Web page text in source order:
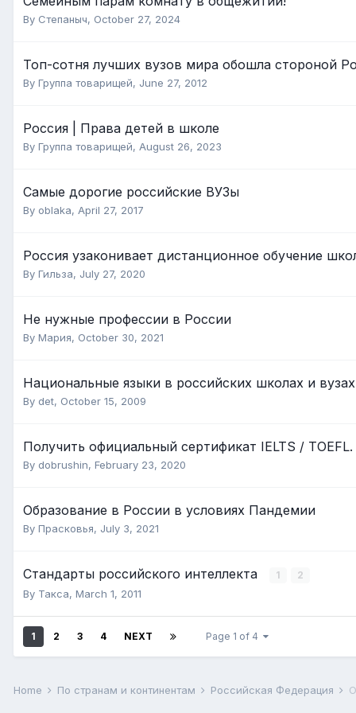
By Степаныч, October 27, 2024
Топ-сотня лучших вузов мира обошла стороной
By Группа товарищей, June 27, 2012
Россия | Права детей в школе
By Группа товарищей, August 26, 2023
Самые дорогие российские ВУЗы
By oblaka, April 27, 2017
Россия узаконивает дистанционное обучение
By Гильза, July 27, 2020
Не нужные профессии в России
By Мария, October 30, 2021
Национальные языки в российских школах и вузах
By det, October 15, 2009
Получить официальный сертификат IELTS / TOEFL.
By dobrushin, February 23, 2020
Образование в России в условиях Пандемии
By Прасковья, July 3, 2021
Стандарты российского интеллекта 1 2
By Такса, March 1, 2011
1 2 3 4 NEXT Page 1 of 4
Home По странам и континентам Российская Федерация